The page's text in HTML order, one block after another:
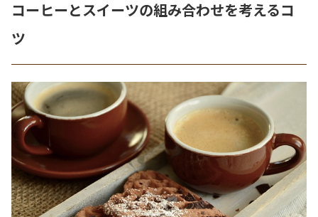
コーヒーとスイーツの組み合わせを考えるコ
ツ